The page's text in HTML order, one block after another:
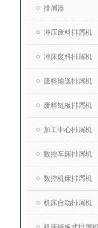
排屑器
冲压废料排屑机
冲床废料排屑机
废料输送排屑机
废料链板排屑机
加工中心排屑机
数控车床排屑机
数控机床排屑机
机床自动排屑机